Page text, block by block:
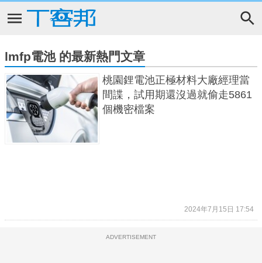
lmfp電池 的最新熱門文章
桃園鋰電池正極材料大廠經理當
間諜，試用期還沒過就偷走5861
個機密檔案
2024年7月15日 17:54
ADVERTISEMENT